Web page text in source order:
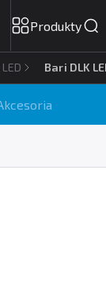
Produkty
Bari DLK